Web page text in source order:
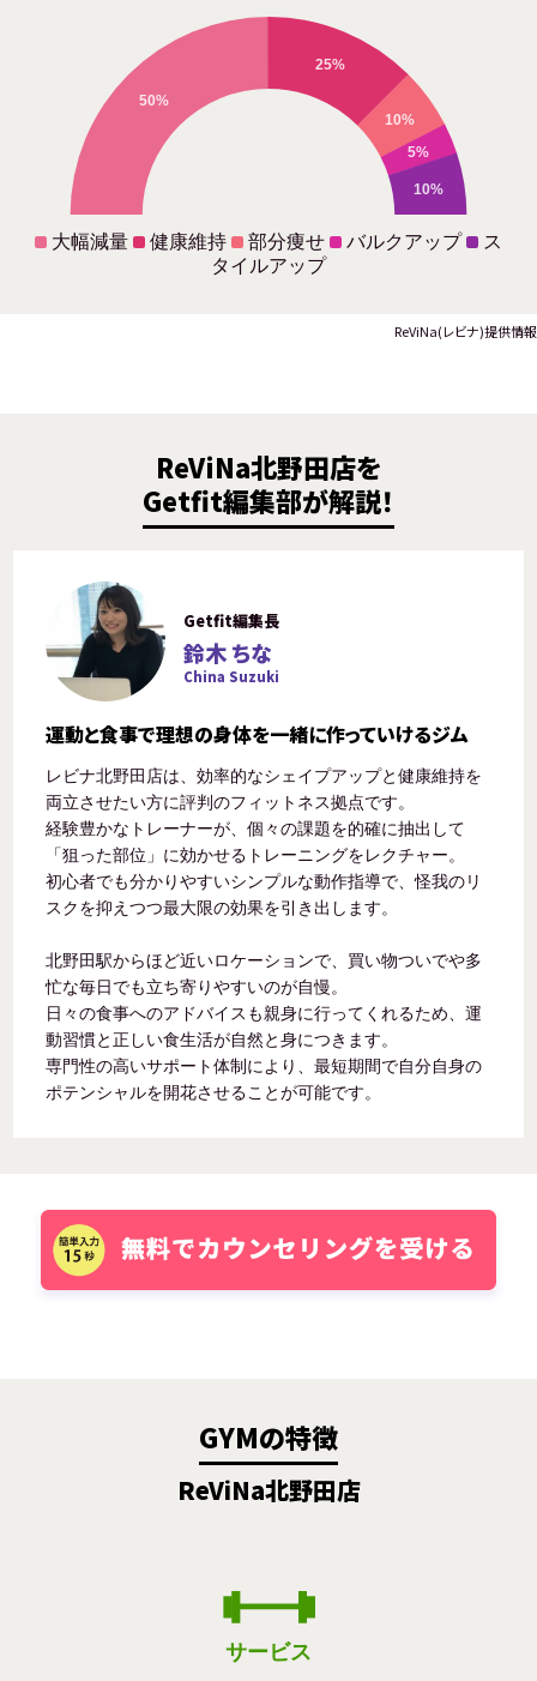
50%
25%
10%
5%
10%
大幅減量 健康維持 部分痩せ バルクアップ
ス
タイルアップ
ReViNa(レビナ)提供情報
ReViNa北野田店を
Getfit編集部が解説！
Getfit編集長
鈴木 ちな
China Suzuki
運動と食事で理想の身体を一緒に作っていけるジム
レビナ北野田店は、効率的なシェイプアップと健康維持を
両立させたい方に評判のフィットネス拠点です。
経験豊かなトレーナーが、個々の課題を的確に抽出して
「狙った部位」に効かせるトレーニングをレクチャー。
初心者でも分かりやすいシンプルな動作指導で、怪我のリ
スクを抑えつつ最大限の効果を引き出します。
北野田駅からほど近いロケーションで、買い物ついでや多
忙な毎日でも立ち寄りやすいのが自慢。
日々の食事へのアドバイスも親身に行ってくれるため、運
動習慣と正しい食生活が自然と身につきます。
専門性の高いサポート体制により、最短期間で自分自身の
ポテンシャルを開花させることが可能です。
GYMの特徴
ReViNa北野田店
サービス